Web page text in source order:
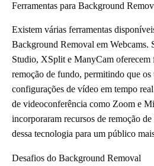
Ferramentas para Background
Existem várias ferramentas
Background Removal em Webcams.
Studio, XSplit e ManyCam oferecem
remoção de fundo, permitindo que os
configurações de vídeo em tempo
de videoconferência como Zoom e
incorporaram recursos de remoção
dessa tecnologia para um público
Desafios do Background Removal